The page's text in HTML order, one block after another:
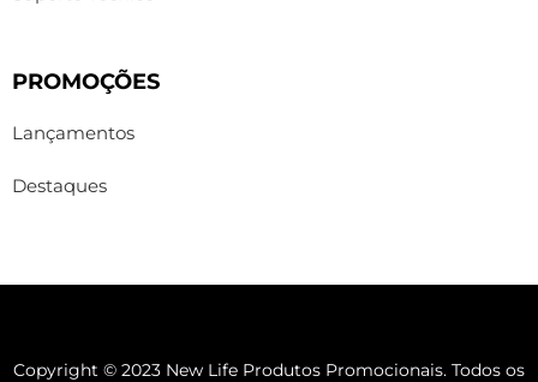
PROMOÇÕES
Lançamentos
Destaques
Copyright © 2023 New Life Produtos Promocionais. Todos os